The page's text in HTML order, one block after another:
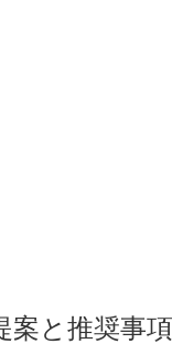
案と推奨事